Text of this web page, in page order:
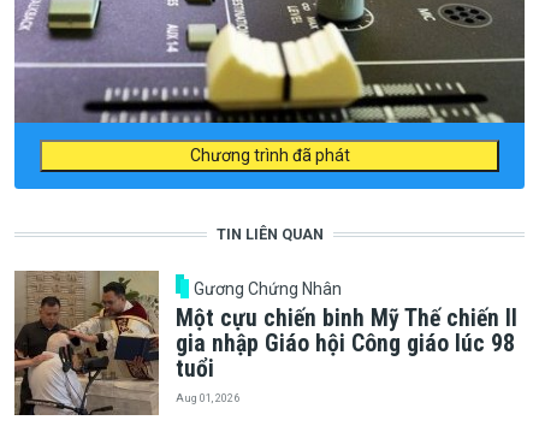
Chương trình đã phát
TIN LIÊN QUAN
Gương Chứng Nhân
Một cựu chiến binh Mỹ Thế chiến II
gia nhập Giáo hội Công giáo lúc 98
tuổi
Aug 01, 2026